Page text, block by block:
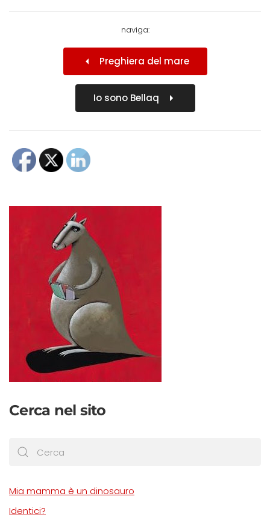
naviga:
Preghiera del mare
Io sono Bellaq
Cerca nel sito
Mia mamma è un dinosauro
Identici?